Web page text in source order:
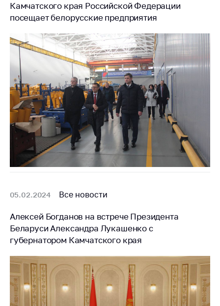
Камчатского края Российской Федерации
посещает белорусские предприятия
05.02.2024 Все новости
Алексей Богданов на встрече Президента
Беларуси Александра Лукашенко с
губернатором Камчатского края